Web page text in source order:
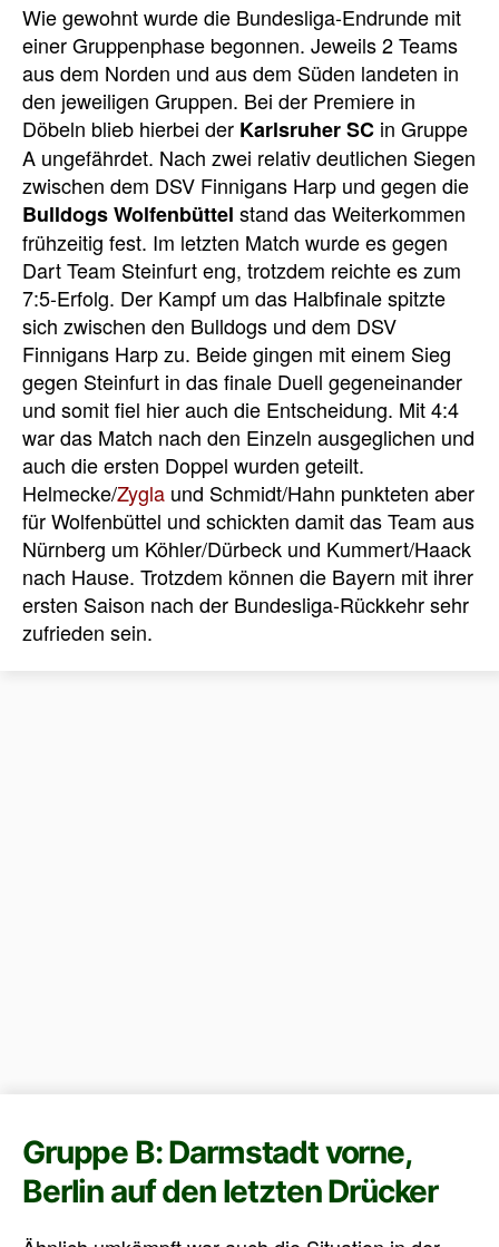
Wie gewohnt wurde die Bundesliga-Endrunde mit
einer Gruppenphase begonnen. Jeweils 2 Teams
aus dem Norden und aus dem Süden landeten in
den jeweiligen Gruppen. Bei der Premiere in
Döbeln blieb hierbei der Karlsruher SC in Gruppe
A ungefährdet. Nach zwei relativ deutlichen Siegen
zwischen dem DSV Finnigans Harp und gegen die
Bulldogs Wolfenbüttel stand das Weiterkommen
frühzeitig fest. Im letzten Match wurde es gegen
Dart Team Steinfurt eng, trotzdem reichte es zum
7:5-Erfolg. Der Kampf um das Halbfinale spitzte
sich zwischen den Bulldogs und dem DSV
Finnigans Harp zu. Beide gingen mit einem Sieg
gegen Steinfurt in das finale Duell gegeneinander
und somit fiel hier auch die Entscheidung. Mit 4:4
war das Match nach den Einzeln ausgeglichen und
auch die ersten Doppel wurden geteilt.
Helmecke/Zygla und Schmidt/Hahn punkteten aber
für Wolfenbüttel und schickten damit das Team aus
Nürnberg um Köhler/Dürbeck und Kummert/Haack
nach Hause. Trotzdem können die Bayern mit ihrer
ersten Saison nach der Bundesliga-Rückkehr sehr
zufrieden sein.
Gruppe B: Darmstadt vorne,
Berlin auf den letzten Drücker